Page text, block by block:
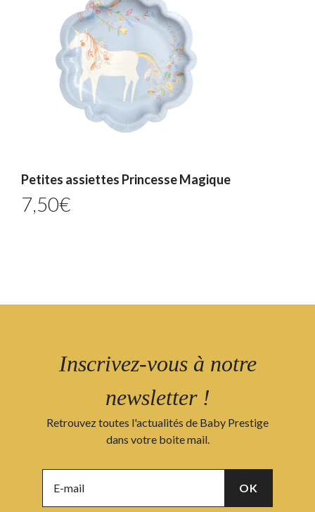
Petites assiettes Princesse Magique
7,50€
Inscrivez-vous à notre
newsletter !
Retrouvez toutes l'actualités de Baby Prestige
dans votre boite mail.